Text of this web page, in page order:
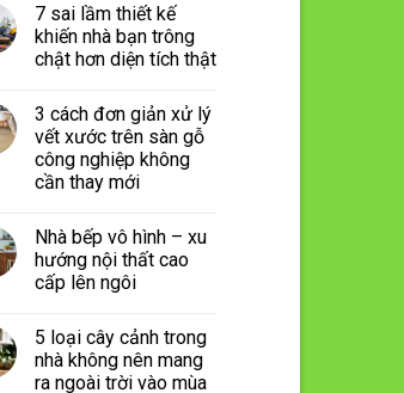
7 sai lầm thiết kế
khiến nhà bạn trông
chật hơn diện tích thật
3 cách đơn giản xử lý
vết xước trên sàn gỗ
công nghiệp không
cần thay mới
Nhà bếp vô hình – xu
hướng nội thất cao
cấp lên ngôi
5 loại cây cảnh trong
nhà không nên mang
ra ngoài trời vào mùa